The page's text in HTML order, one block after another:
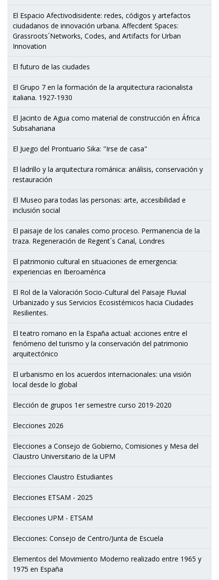
El Espacio Afectivodisidente: redes, códigos y artefactos
ciudadanos de innovación urbana. Affecdent Spaces:
Grassroots´Networks, Codes, and Artifacts for Urban
Innovation
El futuro de las ciudades
El Grupo 7 en la formación de la arquitectura racionalista
italiana. 1927-1930
El Jacinto de Agua como material de construcción en África
Subsahariana
El Juego del Prontuario Sika: "Irse de casa"
El ladrillo y la arquitectura románica: análisis, conservación y
restauración
El Museo para todas las personas: arte, accesibilidad e
inclusión social
El paisaje de los canales como proceso. Permanencia de la
traza. Regeneración de Regent´s Canal, Londres
El patrimonio cultural en situaciones de emergencia:
experiencias en Iberoamérica
El Rol de la Valoración Socio-Cultural del Paisaje Fluvial
Urbanizado y sus Servicios Ecosistémicos hacia Ciudades
Resilientes.
El teatro romano en la España actual: acciones entre el
fenómeno del turismo y la conservación del patrimonio
arquitectónico
El urbanismo en los acuerdos internacionales: una visión
local desde lo global
Elección de grupos 1er semestre curso 2019-2020
Elecciones 2026
Elecciones a Consejo de Gobierno, Comisiones y Mesa del
Claustro Universitario de la UPM
Elecciones Claustro Estudiantes
Elecciones ETSAM - 2025
Elecciones UPM - ETSAM
Elecciones: Consejo de Centro/Junta de Escuela
Elementos del Movimiento Moderno realizado entre 1965 y
1975 en España